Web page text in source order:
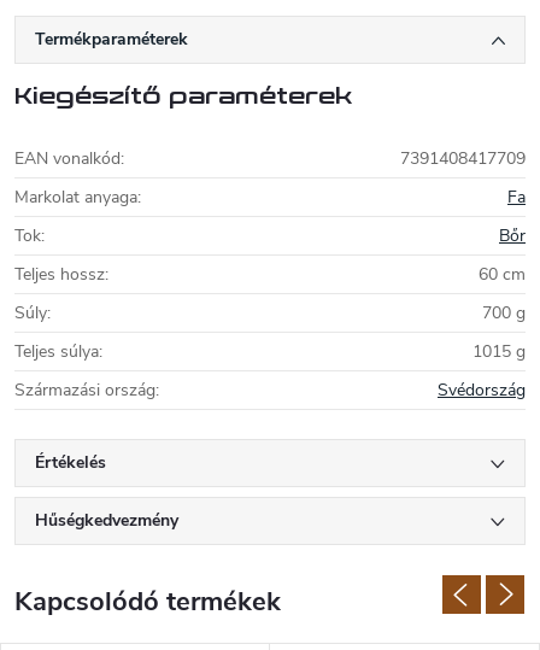
Hultafors balták
AHultafors baltákvilághírű kézzel kovácsolt
baltakészítés. A Hultafors kézzel kovácsolt
fejsze egy hagyományos szerszám, amely
megfelelő használat esetén családja generációkon át fog tartani.
Termékparaméterek
Kiegészítő paraméterek
EAN vonalkód:
7391408417709
Markolat anyaga:
Fa
Tok:
Bőr
Teljes hossz:
60 cm
Súly:
700 g
Teljes súlya:
1015 g
Származási ország: Svédország
Értékelés
Hűségkedvezmény
Kapcsolódó termékek